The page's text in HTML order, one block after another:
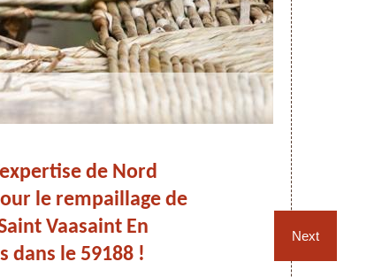
de Nord
le rempaillage de
Vaasaint En
dans le 59188 !
Next